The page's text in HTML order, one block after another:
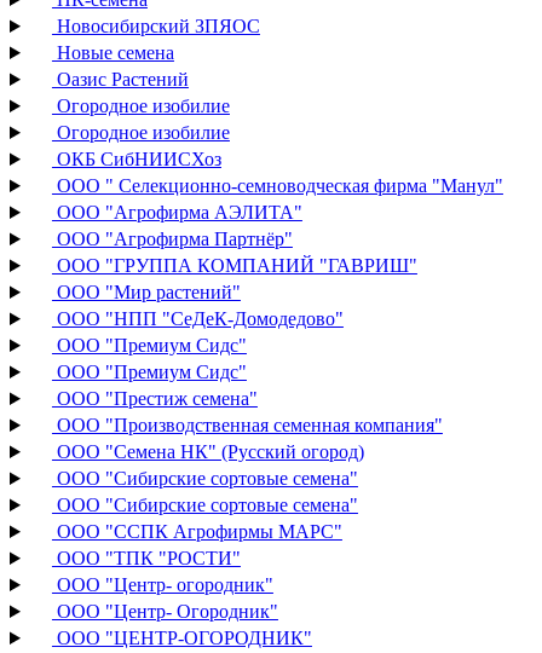
Новосибирский ЗПЯОС
Новые семена
Оазис Растений
Огородное изобилие
Огородное изобилие
ОКБ СибНИИСХоз
ООО " Селекционно-семноводческая фирма "Манул"
ООО "Агрофирма АЭЛИТА"
ООО "Агрофирма Партнёр"
ООО "ГРУППА КОМПАНИЙ "ГАВРИШ"
ООО "Мир растений"
ООО "НПП "СеДеК-Домодедово"
ООО "Премиум Сидс"
ООО "Премиум Сидс"
ООО "Престиж семена"
ООО "Производственная семенная компания"
ООО "Семена НК" (Русский огород)
ООО "Сибирские сортовые семена"
ООО "Сибирские сортовые семена"
ООО "ССПК Агрофирмы МАРС"
ООО "ТПК "РОСТИ"
ООО "Центр- огородник"
ООО "Центр- Огородник"
ООО "ЦЕНТР-ОГОРОДНИК"